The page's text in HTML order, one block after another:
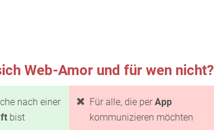
Web-Amor und für wen nicht?
nach einer
bist
Für alle, die per App
kommunizieren möchten